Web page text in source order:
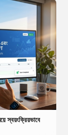
স্বয়ংক্রিয়ভাবে